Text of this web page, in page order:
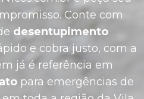
Conte com
desentupimento
e cobra justo, com a
já é referência em
para emergências de